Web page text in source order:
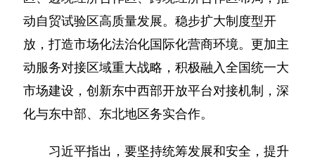
动自贸试验区高质量发展。稳步扩大制度型开
放，打造市场化法治化国际化营商环境。更加主
动服务对接区域重大战略，积极融入全国统一大
市场建设，创新东中西部开放平台对接机制，深
化与东中部、东北地区务实合作。
习近平指出，要坚持统筹发展和安全，提升